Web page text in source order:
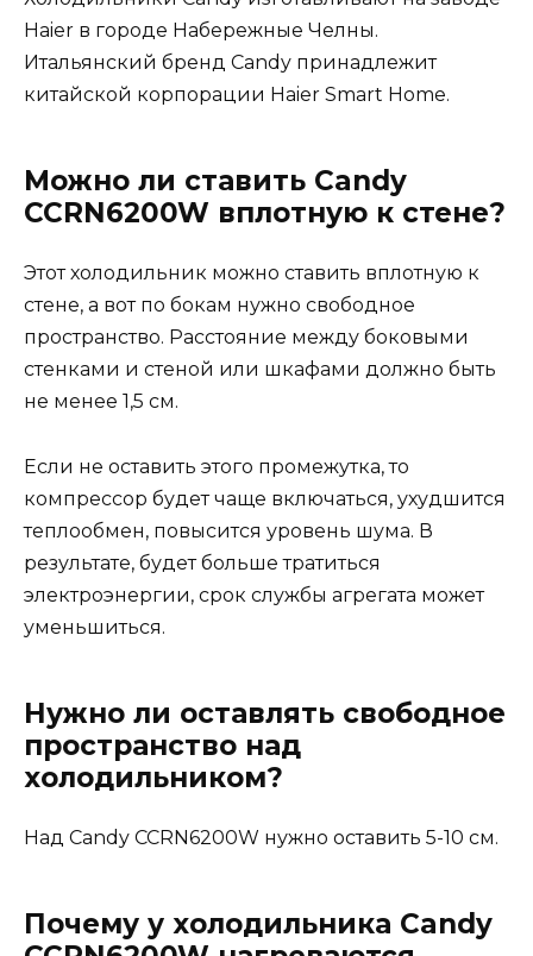
Haier в городе Набережные Челны.
Итальянский бренд Candy принадлежит
китайской корпорации Haier Smart Home.
Можно ли ставить Candy
CCRN6200W вплотную к стене?
Этот холодильник можно ставить вплотную к
стене, а вот по бокам нужно свободное
пространство. Расстояние между боковыми
стенками и стеной или шкафами должно быть
не менее 1,5 см.
Если не оставить этого промежутка, то
компрессор будет чаще включаться, ухудшится
теплообмен, повысится уровень шума. В
результате, будет больше тратиться
электроэнергии, срок службы агрегата может
уменьшиться.
Нужно ли оставлять свободное
пространство над
холодильником?
Над Candy CCRN6200W нужно оставить 5-10 см.
Почему у холодильника Candy